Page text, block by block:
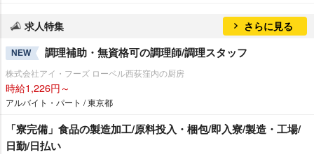
求人特集 さらに見る
NEW 調理補助・無資格可の調理師/調理スタッフ
株式会社アイ・フーズ ローベル西荻窪内の厨房
時給1,226円～
アルバイト・パート / 東京都
「寮完備」食品の製造加工/原料投入・梱包/即入寮/製造・工場/
日勤/日払い